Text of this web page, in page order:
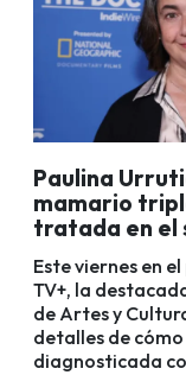
Paulina
mamario
tratada en el
Este viernes en
TV+, la
de Artes y
detalles de
diagnosticada